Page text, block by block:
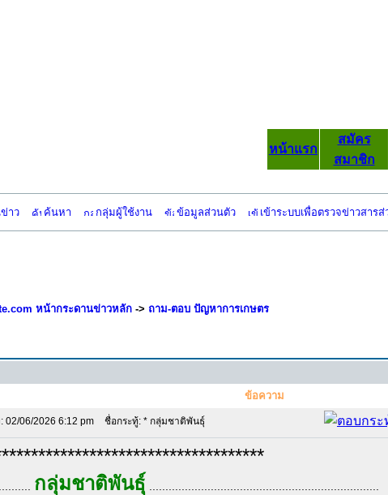
หน้าแรก
สมัคร
สมาชิก
าว ค้นหา กลุ่มผู้ใช้งาน ข้อมูลส่วนตัว เข้าระบบเพื่อตรวจข่าวสาร
หน้ากระดานข่าวหลัก -> ถาม-ตอบ ปัญหาการเกษตร
ข้อความ
02/06/2026 6:12 pm ชื่อกระทู้: * กลุ่มชาติพันธุ์
กลุ่มชาติพันธุ์